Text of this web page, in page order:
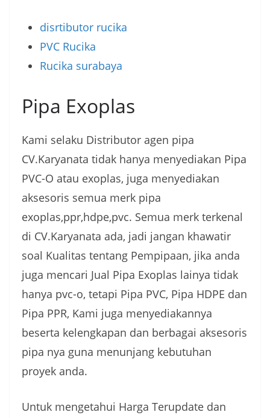
disrtibutor rucika
PVC Rucika
Rucika surabaya
Pipa Exoplas
Kami selaku Distributor agen pipa
CV.Karyanata tidak hanya menyediakan Pipa
PVC-O atau exoplas, juga menyediakan
aksesoris semua merk pipa
exoplas,ppr,hdpe,pvc. Semua merk terkenal
di CV.Karyanata ada, jadi jangan khawatir
soal Kualitas tentang Pempipaan, jika anda
juga mencari Jual Pipa Exoplas lainya tidak
hanya pvc-o, tetapi Pipa PVC, Pipa HDPE dan
Pipa PPR, Kami juga menyediakannya
beserta kelengkapan dan berbagai aksesoris
pipa nya guna menunjang kebutuhan
proyek anda.
Untuk mengetahui Harga Terupdate dan